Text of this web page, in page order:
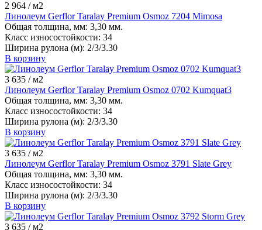
2 964 / м2
Линолеум Gerflor Taralay Premium Osmoz 7204 Mimosa
Общая толщина, мм: 3,30 мм.
Класс износостойкости: 34
Ширина рулона (м): 2/3/3.30
В корзину
3 635 / м2
Линолеум Gerflor Taralay Premium Osmoz 0702 Kumquat3
Общая толщина, мм: 3,30 мм.
Класс износостойкости: 34
Ширина рулона (м): 2/3/3.30
В корзину
3 635 / м2
Линолеум Gerflor Taralay Premium Osmoz 3791 Slate Grey
Общая толщина, мм: 3,30 мм.
Класс износостойкости: 34
Ширина рулона (м): 2/3/3.30
В корзину
3 635 / м2